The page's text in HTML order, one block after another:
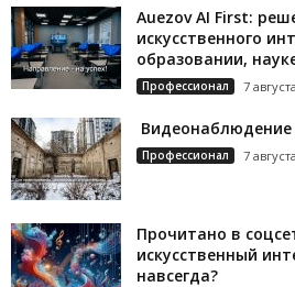
Auezov AI First:
искусственного
образовании,
Профессионал 7
Профессионал 7
Прочитано в
искусственный
навсегда?